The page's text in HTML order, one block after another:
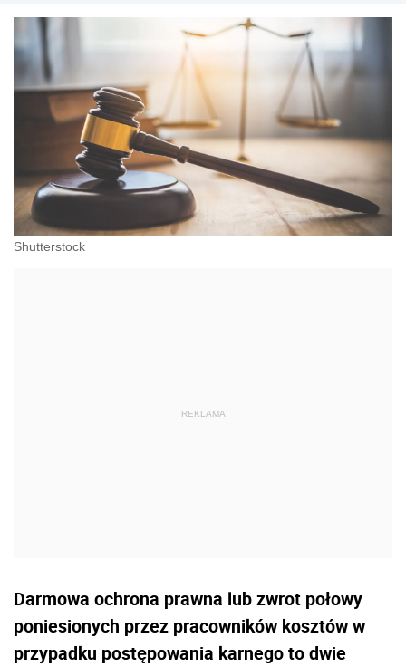
Shutterstock
Darmowa ochrona prawna lub zwrot połowy
poniesionych przez pracowników kosztów w
przypadku postępowania karnego to dwie